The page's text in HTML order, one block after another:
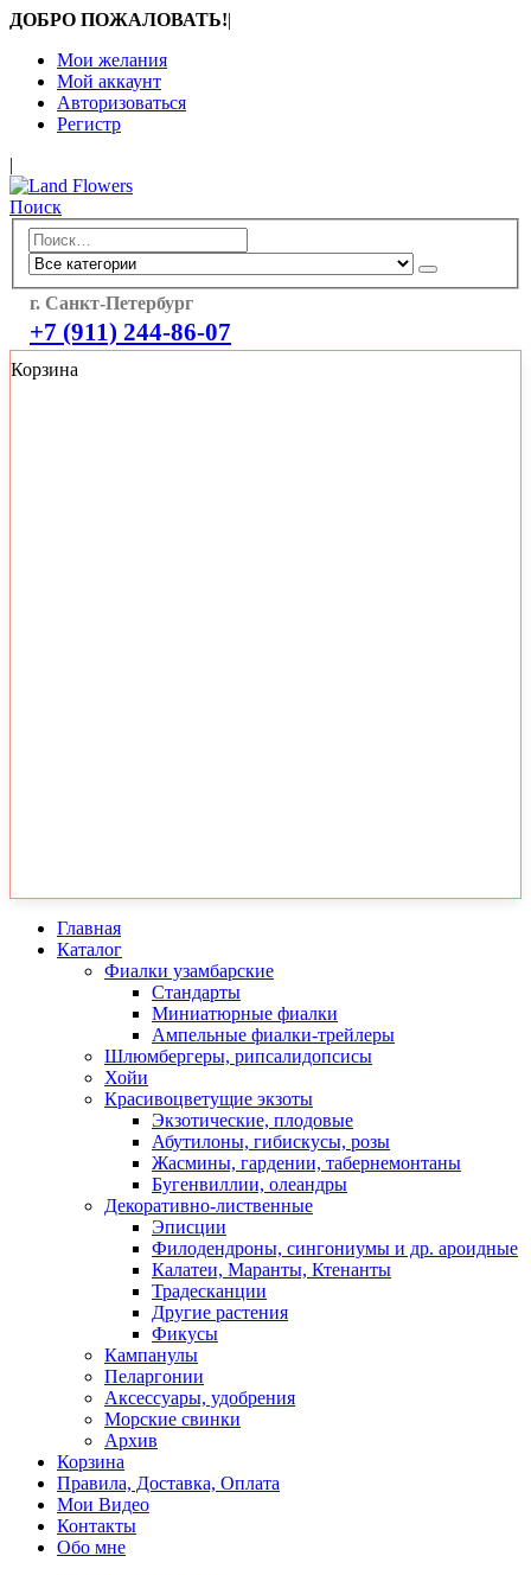
ДОБРО ПОЖАЛОВАТЬ!|
Мои желания
Мой аккаунт
Авторизоваться
Регистр
|
Поиск
г. Санкт-Петербург
+7 (911) 244-86-07
Корзина
Главная
Каталог
Фиалки узамбарские
Стандарты
Миниатюрные фиалки
Ампельные фиалки-трейлеры
Шлюмбергеры, рипсалидопсисы
Хойи
Красивоцветущие экзоты
Экзотические, плодовые
Абутилоны, гибискусы, розы
Жасмины, гардении, табернемонтаны
Бугенвиллии, олеандры
Декоративно-лиственные
Эписции
Филодендроны, сингониумы и др. ароидные
Калатеи, Маранты, Ктенанты
Традесканции
Другие растения
Фикусы
Кампанулы
Пеларгонии
Аксессуары, удобрения
Морские свинки
Архив
Корзина
Правила, Доставка, Оплата
Мои Видео
Контакты
Обо мне